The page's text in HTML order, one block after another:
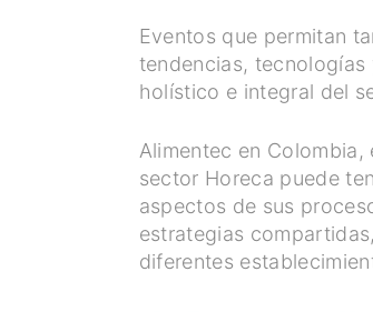
Eventos que permitan
tendencias,
holístico e integral del
Alimentec en
sector Horeca puede
aspectos de sus
estrategias
diferentes